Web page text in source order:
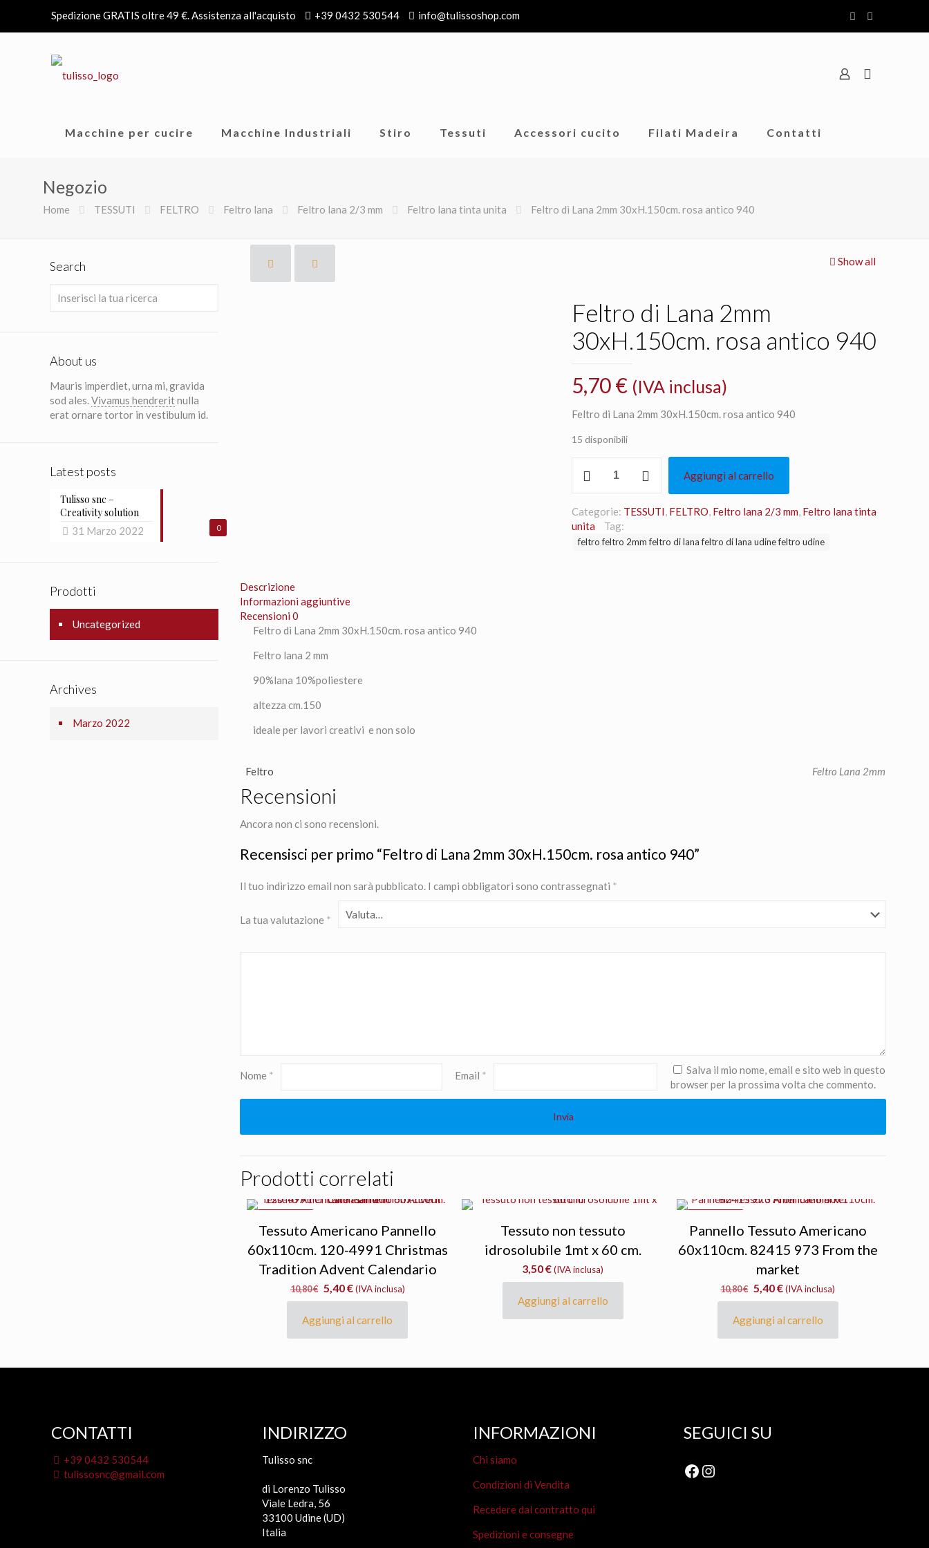
Spedizione GRATIS oltre 49 €. Assistenza all'acquisto +39 0432 530544 info@tulissoshop.com
Macchine per cucire Macchine Industriali Stiro Tessuti Accessori cucito Filati Madeira Contatti
Negozio
Home TESSUTI FELTRO Feltro lana Feltro lana 2/3 mm Feltro lana tinta unita Feltro di Lana 2mm 30xH.150cm. rosa antico 940
Show all
Feltro di Lana 2mm
30xH.150cm. rosa antico 940
5,70€ (IVA inclusa)
Feltro di Lana 2mm 30xH.150cm. rosa antico 940
15 disponibili
2mm
30xH.150cm.
rosa
Aggiungi al carrello
Categorie: TESSUTI, FELTRO, Feltro lana 2/3 mm, Feltro lana tinta
unita
Tag:
feltro feltro 2mm feltro di lana feltro di lana udine feltro udine
Descrizione
Informazioni aggiuntive
Recensioni0
Feltro di Lana 2mm 30xH.150cm. rosa antico 940
Feltro lana 2 mm
90%lana 10%poliestere
altezza cm.150
ideale per lavori creativi e non solo
Feltro Feltro Lana 2mm
Recensioni
Ancora non ci sono recensioni.
Recensisci per primo “Feltro di Lana 2mm 30xH.150cm. rosa antico 940”
Il tuo indirizzo email non sarà pubblicato. I campi obbligatori sono contrassegnati *
La tua valutazione *
Nome * Email *
Salva il mio nome, email e sito web in questo
browser per la prossima volta che commento.
Prodotti correlati
Tessuto Americano Pannello
60x110cm. 120-4991 Christmas
Tradition Advent Calendario
10,80€ Il
prezzo
originale
era:
5,40€Il
prezzo
attuale
(IVA inclusa)
Aggiungi al carrello
Tessuto non tessuto
idrosolubile 1mt x 60 cm.
3,50€(IVA inclusa)
Aggiungi al carrello
Pannello Tessuto Americano
60x110cm. 82415 973 From the
market
10,80€ Il
prezzo
originale
era:
5,40€Il
prezzo
attuale
(IVA inclusa)
Aggiungi al carrello
Search
About us
Mauris imperdiet, urna mi, gravida
sod ales.Vivamus hendreritnulla
erat ornare tortor in vestibulum id.
Latest posts
0
Tulisso snc –
Creativity solution
31 Marzo 2022
Prodotti
Uncategorized
Archives
Marzo 2022
CONTATTI
+39 0432 530544
tulissosnc@gmail.com
INDIRIZZO
Tulisso snc
di Lorenzo Tulisso
Viale Ledra, 56
33100 Udine (UD)
Italia
INFORMAZIONI
Chi siamo
Condizioni di Vendita
Recedere dal contratto qui
Spedizioni e consegne
SEGUICI SU
Facebook
Instagram